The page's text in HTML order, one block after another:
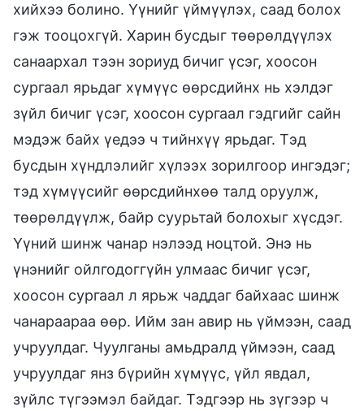
хийхээ болино. Үүнийг үймүүлэх, саад болох
гэж тооцохгүй. Харин бусдыг төөрөлдүүлэх
санаархал тээн зориуд бичиг үсэг, хоосон
сургаал ярьдаг хүмүүс өөрсдийнх нь хэлдэг
зүйл бичиг үсэг, хоосон сургаал гэдгийг сайн
мэдэж байх үедээ ч тийнхүү ярьдаг. Тэд
бусдын хүндлэлийг хүлээх зорилгоор ингэдэг;
тэд хүмүүсийг өөрсдийнхөө талд оруулж,
төөрөлдүүлж, байр суурьтай болохыг хүсдэг.
Үүний шинж чанар нэлээд ноцтой. Энэ нь
үнэнийг ойлгодоггүйн улмаас бичиг үсэг,
хоосон сургаал л ярьж чаддаг байхаас шинж
чанараараа өөр. Ийм зан авир нь үймээн, саад
учруулдаг. Чуулганы амьдралд үймээн, саад
учруулдаг янз бүрийн хүмүүс, үйл явдал,
зүйлс түгээмэл байдаг. Тэдгээр нь зүгээр ч